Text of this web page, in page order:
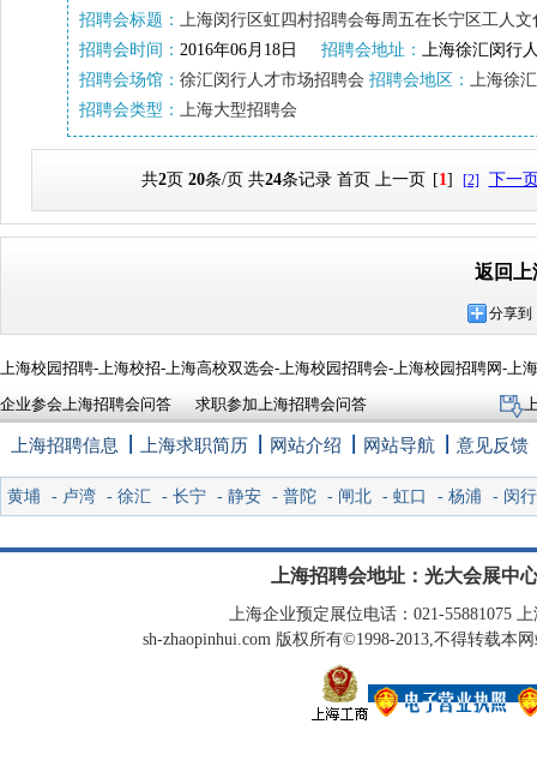
招聘会标题： 上海闵行区虹四村招聘会每周五在长宁区工人
招聘会时间： 2016年06月18日 招聘会地址： 上海徐汇闵行
招聘会场馆： 徐汇闵行人才市场招聘会 招聘会地区： 上海徐
招聘会类型： 上海大型招聘会
共2页 20条/页 共24条记录 首页 上一页 [1] [2] 下一
返回上
分享到
上海校园招聘-上海校招-上海高校双选会-上海校园招聘会-上海校园招聘网-上
企业参会上海招聘会问答 求职参加上海招聘会问答
上海招聘信息 上海求职简历 网站介绍 网站导航 意见反馈
黄埔 - 卢湾 - 徐汇 - 长宁 - 静安 - 普陀 - 闸北 - 虹口 - 杨浦 - 闵行
上海招聘会地址：光大会展中
上海企业预定展位电话：021-55881075
sh-zhaopinhui.com 版权所有©1998-2013,不得转载本